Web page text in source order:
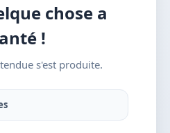
chose a
!
s'est produite.